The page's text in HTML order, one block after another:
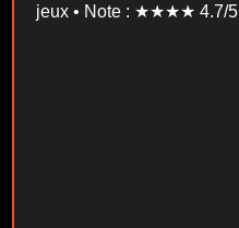
jeux • Note : ★★★★ 4.7/5